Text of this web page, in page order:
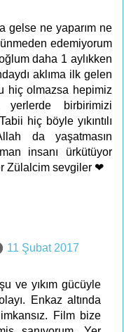
gelse ne yaparım ne
edemiyorum
daha 1 aylıkken
aklıma ilk gelen
hiç olmazsa hepimiz
birbirimizi
hiç böyle yıkıntılı
da yaşatmasın
insanı ürkütüyor
Zülalcim sevgiler ❤
11 Şubat 2017
ve yıkım gücüyle
Enkaz altında
Film bize